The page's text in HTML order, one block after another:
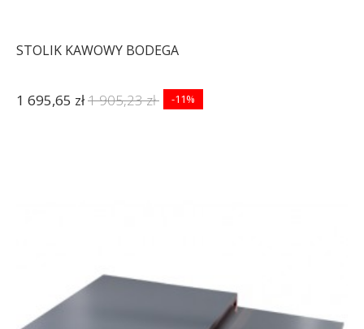
STOLIK KAWOWY BODEGA
1 695,65 zł1 905,23 zł -11%